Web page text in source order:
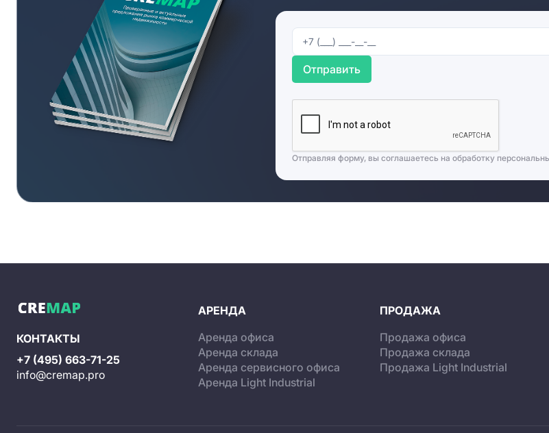
Отправить
Отправляя форму, вы соглашаетесь на обработку
КОНТАКТЫ
+7 (495) 663-71-25
info@cremap.pro
АРЕНДА
Аренда офиса
Аренда склада
Аренда сервисного офиса
Аренда Light Industrial
ПРОДАЖА
Продажа офиса
Продажа склада
Продажа Light Industrial